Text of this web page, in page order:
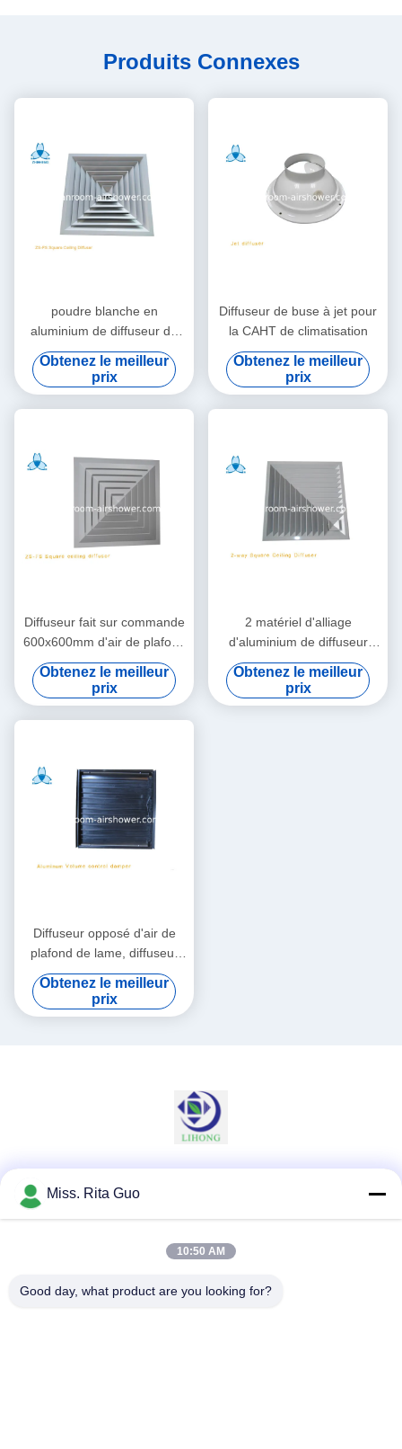
Produits Connexes
poudre blanche en
aluminium de diffuseur de
plafond de place de pouce
24x24 enduite
Obtenez le meilleur
prix
Diffuseur de buse à jet pour
la CAHT de climatisation
Obtenez le meilleur
prix
Diffuseur fait sur commande
600x600mm d'air de plafond
pour des cuisines de salles
de bains et des murs
externes
Obtenez le meilleur
prix
2 matériel d'alliage
d'aluminium de diffuseur
d'air de place de la manière
RAL9016 pour le système de
la CAHT
Obtenez le meilleur
prix
Diffuseur opposé d'air de
plafond de lame, diffuseur
de plafond de la CAHT pour
la climatisation
Obtenez le meilleur
prix
Les réseaux sociaux
Miss. Rita Guo
10:50 AM
Good day, what product are you looking for?